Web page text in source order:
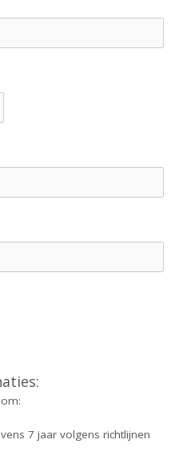
7 jaar volgens richtlijnen